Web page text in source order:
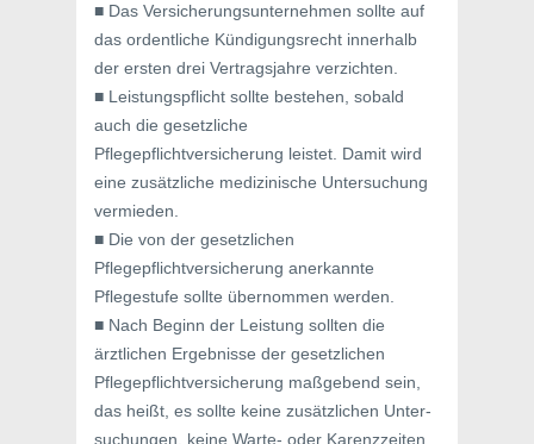
■ Das Versicherungsunternehmen sollte auf
das ordentliche Kündigungsrecht innerhalb
der ersten drei Vertragsjahre verzichten.
■ Leistungspflicht sollte bestehen, sobald
auch die gesetzliche
Pflegepflichtversicherung leistet. Damit wird
eine zusätzliche medizinische Untersuchung
vermieden.
■ Die von der gesetzlichen
Pflegepflichtversicherung anerkannte
Pflegestufe sollte übernommen werden.
■ Nach Beginn der Leistung sollten die
ärztlichen Ergebnisse der gesetzlichen
Pflegepflichtversicherung maßgebend sein,
das heißt, es sollte keine zusätzlichen Unter-
suchungen, keine Warte- oder Karenzzeiten